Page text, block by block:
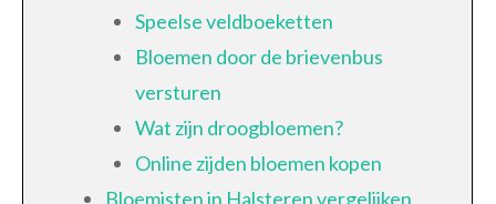
Speelse veldboeketten
Bloemen door de brievenbus
versturen
Wat zijn droogbloemen?
Online zijden bloemen kopen
Bloemisten in Halsteren vergelijken